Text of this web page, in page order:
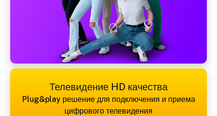
Телевидение HD качества
Plug&play решение для подключения и приема
цифрового телевидения